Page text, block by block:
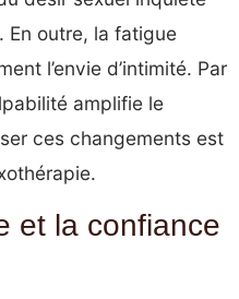
En outre, la fatigue
l’envie d’intimité. Par
amplifie le
ces changements est
et la confiance